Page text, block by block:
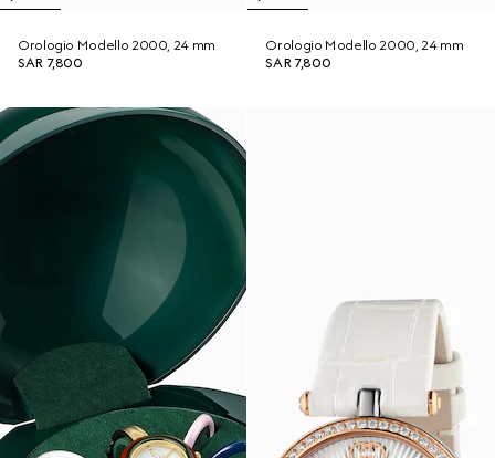
Orologio Modello 2000, 24 mm
SAR 7,800
Orologio Modello 2000, 24 mm
SAR 7,800